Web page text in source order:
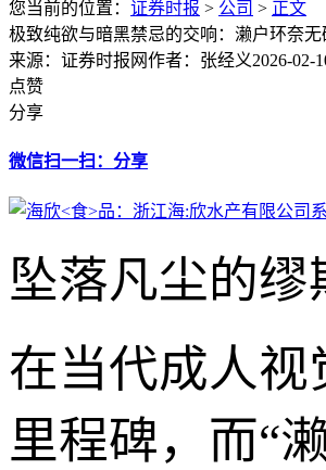
您当前的位置： 证券时报 > 公司 > 正文
极致纯欲与暗黑禁忌的交响：濑户环奈
来源：证券时报网作者：张经义2026-02-
点赞
分享
微信扫一扫：分享
坠落凡尘的缪
在当代成人
里程碑，而“